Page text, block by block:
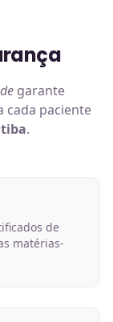
garante
cada paciente
.
de
matérias-